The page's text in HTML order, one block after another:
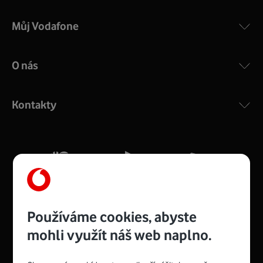
COMPAL CH7465VF
silný signál pro celou domácnost. Kompaktní rozměry 21
Více o COMPAL CH7465VF
Můj Vodafone
O nás
Kontakty
Používáme cookies, abyste
mohli využít náš web naplno.